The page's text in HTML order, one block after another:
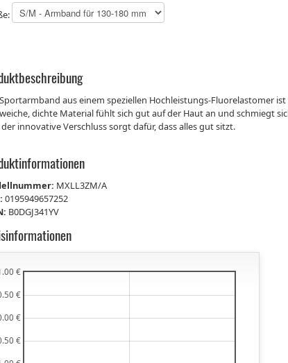
aus einem speziellen Hochleistungs-Fluorelastomer
dichte Material fühlt sich gut auf der Haut an und schmiegt
innovative Verschluss sorgt dafür, dass alles gut sitzt.
MXLL3ZM/A
0195949657252
B0DGJ341YV
€
€
€
€